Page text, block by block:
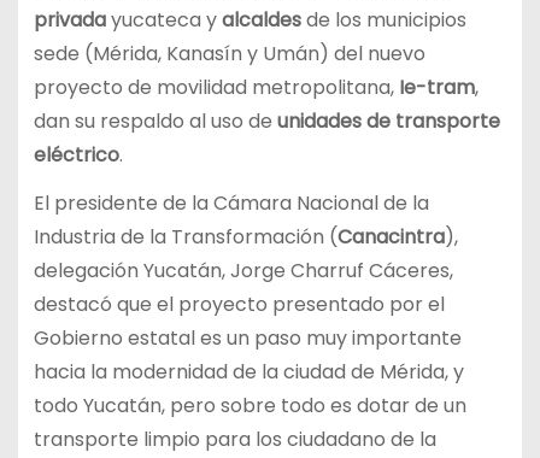
privadayucateca yalcaldesde los municipios
sede (Mérida, Kanasín y Umán) del nuevo
proyecto de movilidad metropolitana,Ie-tram,
dan su respaldo al uso de unidades de transporte
eléctrico.
El presidente de la Cámara Nacional de la
Industria de la Transformación (Canacintra),
delegación Yucatán, Jorge Charruf Cáceres,
destacó que el proyecto presentado por el
Gobierno estatal es un paso muy importante
hacia la modernidad de la ciudad de Mérida, y
todo Yucatán, pero sobre todo es dotar de un
transporte limpio para los ciudadano de la